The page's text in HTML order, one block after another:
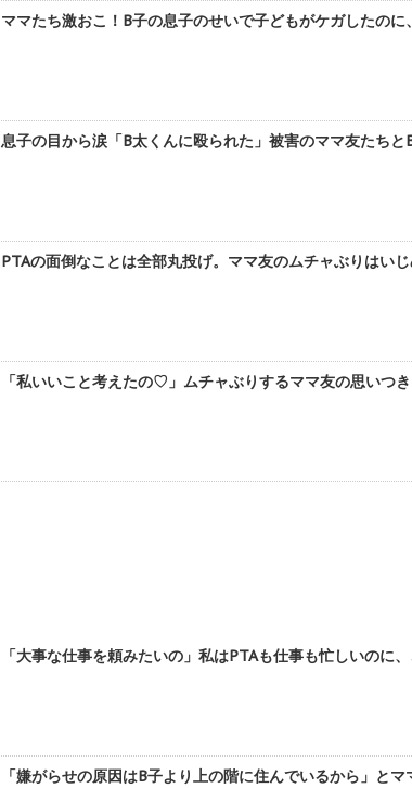
ママたち激おこ！B子の息子のせいで子どもがケガしたの
息子の目から涙「B太くんに殴られた」被害のママ友たち
PTAの面倒なことは全部丸投げ。ママ友のムチャぶりはい
「私いいこと考えたの♡」ムチャぶりするママ友の思い
「大事な仕事を頼みたいの」私はPTAも仕事も忙しいの
「嫌がらせの原因はB子より上の階に住んでいるから」と